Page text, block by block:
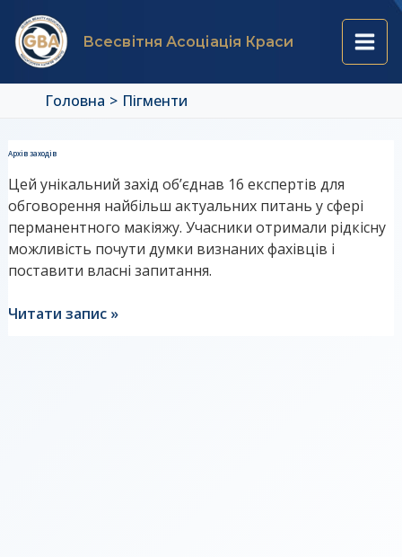
Перейти
до
вмісту
Всесвітня Асоціація Краси
Main
Головна Пігменти
Архів заходів
Цей унікальний захід об’єднав 16 експертів для
обговорення найбільш актуальних питань у сфері
перманентного макіяжу. Учасники отримали рідкісну
можливість почути думки визнаних фахівців і
поставити власні запитання.
Програма
“Хто
каже
правду?”
Читати запис »